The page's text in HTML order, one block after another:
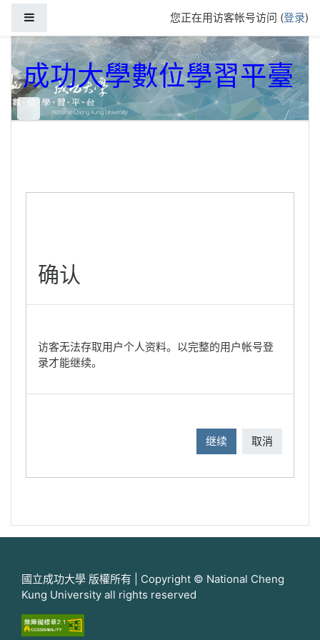
您正在用访客帐号访问 (登录)
成功大學數位學習平臺
确认
访客无法存取用户个人资料。以完整的用户帐号登
录才能继续。
继续 取消
國立成功大學 版權所有 | Copyright © National Cheng
Kung University all rights reserved